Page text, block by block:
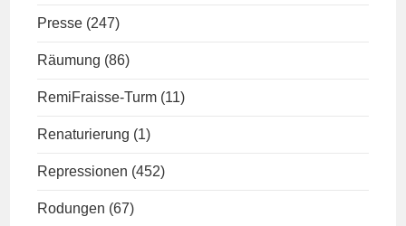
Presse (247)
Räumung (86)
RemiFraisse-Turm (11)
Renaturierung (1)
Repressionen (452)
Rodungen (67)